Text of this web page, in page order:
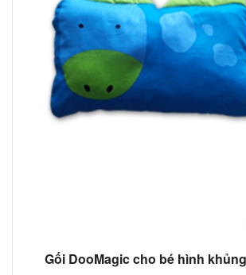
Gối DooMagic cho bé hình